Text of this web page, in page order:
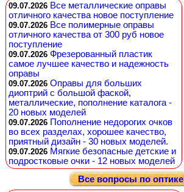
09.07.2026 Все металлические оправы
отличного качества новое поступление
09.07.2026 Все полимерные оправы
отличного качества от 300 руб новое
поступление
09.07.2026 Фрезерованный пластик
самое лучшее качество и надежность
оправы
09.07.2026 Оправы для больших
диоптрий с большой фаской,
металлические, пополнение каталога -
20 новых моделей
09.07.2026 Пополнение недорогих очков
во всех разделах, хорошее качество,
приятный дизайн - 30 новых моделей.
09.07.2026 Мягкие безопасные детские и
подростковые очки - 12 новых моделей
Все вопросы по оптике